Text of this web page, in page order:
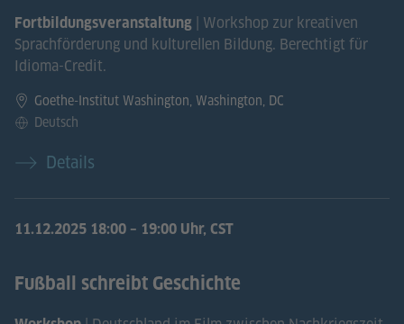
Fortbildungsveranstaltung | Workshop zur kreativen
Sprachförderung und kulturellen Bildung. Berechtigt für
Idioma-Credit.
Goethe-Institut Washington, Washington, DC
Deutsch
Details
11.12.2025 18:00 – 19:00 Uhr, CST
Fußball schreibt Geschichte